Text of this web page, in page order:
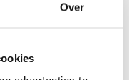
Over